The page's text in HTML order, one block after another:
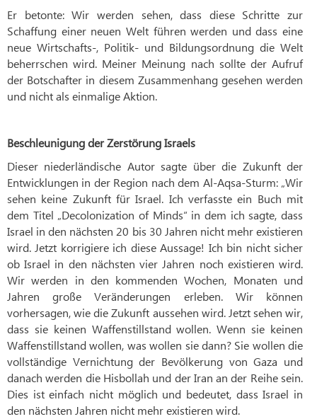
Er betonte: Wir werden sehen, dass diese Schritte zur
Schaffung einer neuen Welt führen werden und dass eine
neue Wirtschafts-, Politik- und Bildungsordnung die Welt
beherrschen wird. Meiner Meinung nach sollte der Aufruf
der Botschafter in diesem Zusammenhang gesehen werden
und nicht als einmalige Aktion.
Beschleunigung der Zerstörung Israels
Dieser niederländische Autor sagte über die Zukunft der
Entwicklungen in der Region nach dem Al-Aqsa-Sturm: „Wir
sehen keine Zukunft für Israel. Ich verfasste ein Buch mit
dem Titel „Decolonization of Minds“ in dem ich sagte, dass
Israel in den nächsten 20 bis 30 Jahren nicht mehr existieren
wird. Jetzt korrigiere ich diese Aussage! Ich bin nicht sicher
ob Israel in den nächsten vier Jahren noch existieren wird.
Wir werden in den kommenden Wochen, Monaten und
Jahren große Veränderungen erleben. Wir können
vorhersagen, wie die Zukunft aussehen wird. Jetzt sehen wir,
dass sie keinen Waffenstillstand wollen. Wenn sie keinen
Waffenstillstand wollen, was wollen sie dann? Sie wollen die
vollständige Vernichtung der Bevölkerung von Gaza und
danach werden die Hisbollah und der Iran an der Reihe sein.
Dies ist einfach nicht möglich und bedeutet, dass Israel in
den nächsten Jahren nicht mehr existieren wird.